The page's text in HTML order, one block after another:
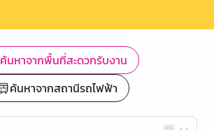
ค้นหาจากพื้นที่สะดวกรับงาน
ค้นหาจากสถานีรถไฟฟ้า